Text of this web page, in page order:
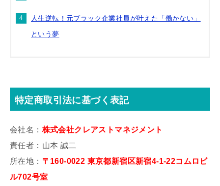
人生逆転！元ブラック企業社員が叶えた「働かない」
という夢
特定商取引法に基づく表記
会社名： 株式会社クレアストマネジメント
責任者：山本 誠二
所在地： 〒160-0022 東京都新宿区新宿4-1-22コムロビ
ル702号室